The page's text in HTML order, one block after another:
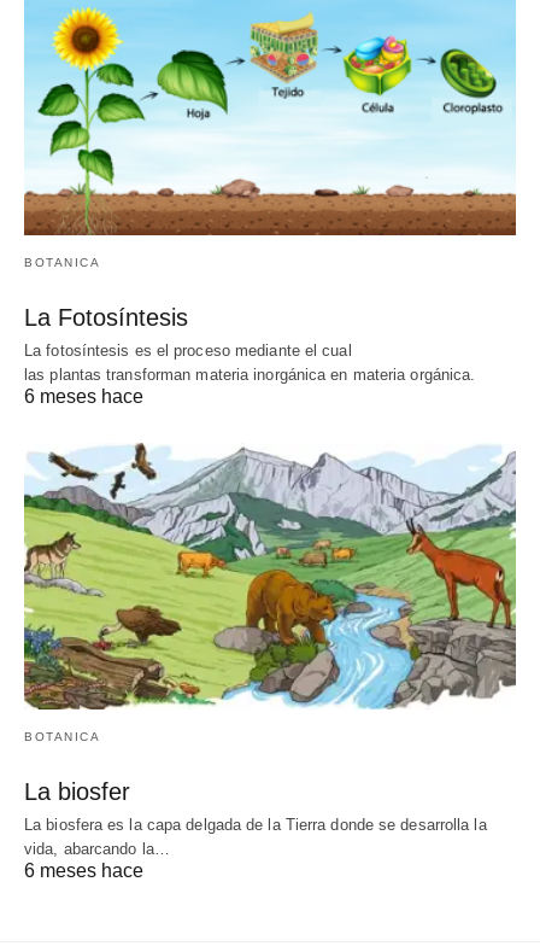
BOTANICA
La Fotosíntesis
La fotosíntesis es el proceso mediante el cual
las plantas transforman materia inorgánica en materia orgánica.
6 meses hace
BOTANICA
La biosfer
La biosfera es la capa delgada de la Tierra donde se desarrolla la
vida, abarcando la…
6 meses hace